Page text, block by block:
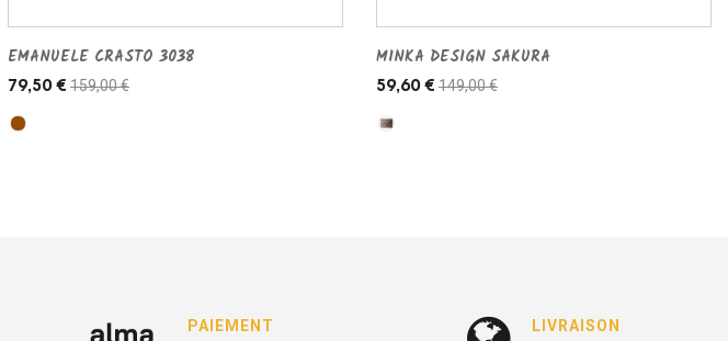
EMANUELE CRASTO 3038
79,50 € 159,00 €
MINKA DESIGN SAKURA
59,60 € 149,00 €
PAIEMENT
LIVRAISON